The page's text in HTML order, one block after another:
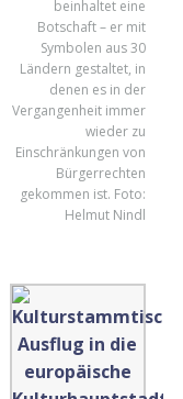
beinhaltet eine
Botschaft – er mit
Symbolen aus 30
Ländern gestaltet, in
denen es in der
Vergangenheit immer
wieder zu
Einschränkungen von
Bürgerrechten
gekommen ist. Foto:
Helmut Nindl